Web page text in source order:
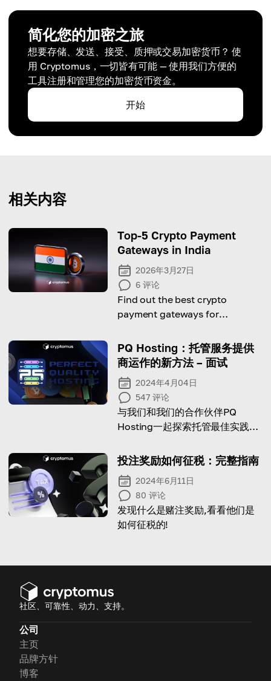
简化您的加密之旅
想要存储、发送、接受、质押或交易加密货币？ 使
用 Cryptomus，一切皆有可能 — 使用我们方便的
工具注册和管理您的加密货币资金。
开始
相关内容
Top-5 Crypto Payment
Gateways in India
2026年3月27日
6 评论
Find out the best crypto
payment gateways for
PQ Hosting：托管服务提供
商运作的新方法 – 面试
2024年4月04日
547 评论
与我们和我们的合作伙伴PQ
Hosting一起探索托管最佳实践的
投注奖励如何征税：完整指南
2024年6月11日
80 评论
发现什么是赌注奖励,看看他们是
如何征税的!
社区、可靠性、动力、支持。
公司
主页
品牌方针
博客